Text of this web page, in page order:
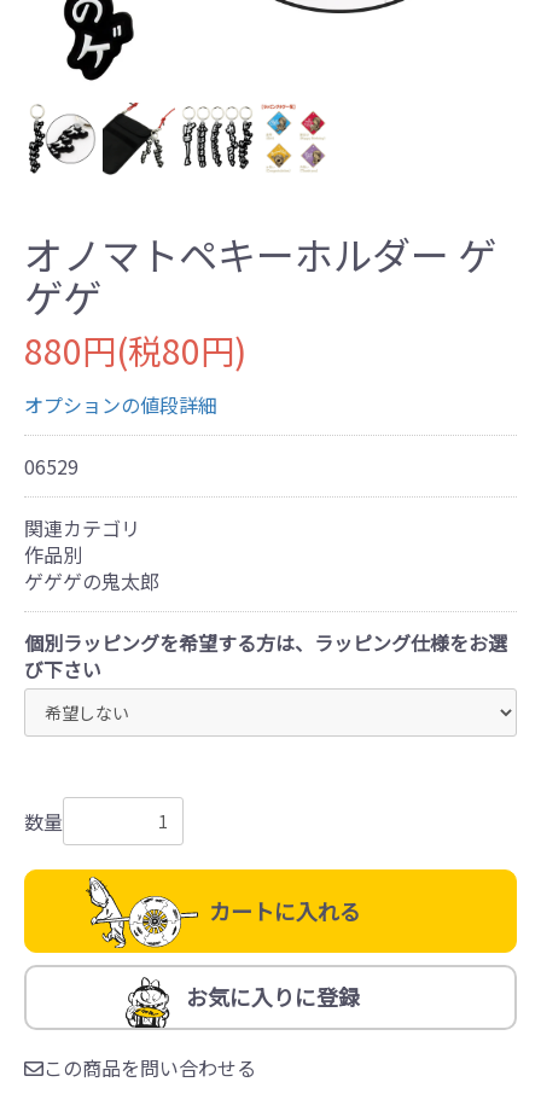
オノマトペキーホルダー ゲ
ゲゲ
880円(税80円)
オプションの値段詳細
06529
関連カテゴリ
作品別
ゲゲゲの鬼太郎
個別ラッピングを希望する方は、ラッピング仕様をお選
び下さい
数量
カートに入れる
お気に入りに登録
この商品を問い合わせる